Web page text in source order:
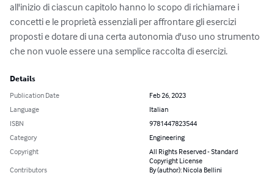
all'inizio di ciascun capitolo hanno lo scopo di richiamare i
concetti e le proprietà essenziali per affrontare gli esercizi
proposti e dotare di una certa autonomia d'uso uno strumento
che non vuole essere una semplice raccolta di esercizi.
Details
Publication Date
Feb 26, 2023
Language
Italian
ISBN
9781447823544
Category
Engineering
Copyright
All Rights Reserved - Standard
Copyright License
Contributors
By (author): Nicola Bellini